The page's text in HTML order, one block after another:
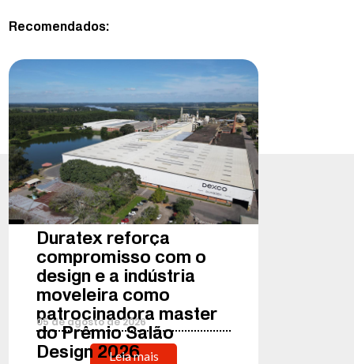
Recomendados:
Duratex reforça
compromisso com o
design e a indústria
moveleira como
patrocinadora master
do Prêmio Salão
Design 2026
05deagostode2026
Leia mais